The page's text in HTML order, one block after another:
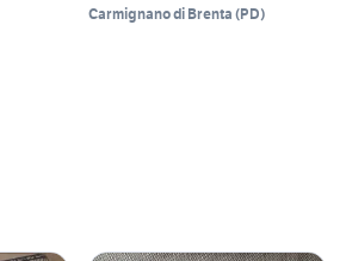
Carmignano di Brenta (PD)